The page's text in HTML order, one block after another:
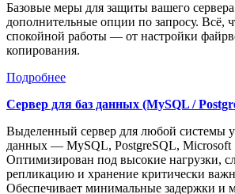
Базовые меры для защиты вашего
дополнительные опции по запросу. Всё,
спокойной работы — от настройки
копирования.
Подробнее
Сервер для баз данных (MySQL /
Выделенный сервер для любой системы
данных — MySQL, PostgreSQL, Microsoft
Оптимизирован под высокие нагрузки,
репликацию и хранение критически
Обеспечивает минимальные задержки и